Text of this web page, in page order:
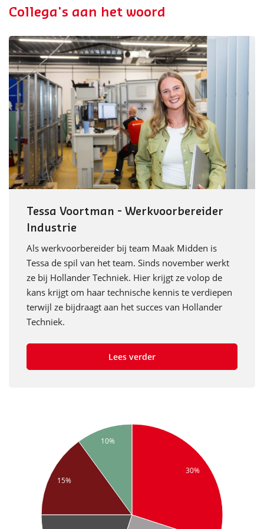
Collega's aan het woord
Tessa Voortman - Werkvoorbereider
Industrie
Als werkvoorbereider bij team Maak Midden is
Tessa de spil van het team. Sinds november werkt
ze bij Hollander Techniek. Hier krijgt ze volop de
kans krijgt om haar technische kennis te verdiepen
terwijl ze bijdraagt aan het succes van Hollander
Techniek.
Lees verder
30%
10%
15%